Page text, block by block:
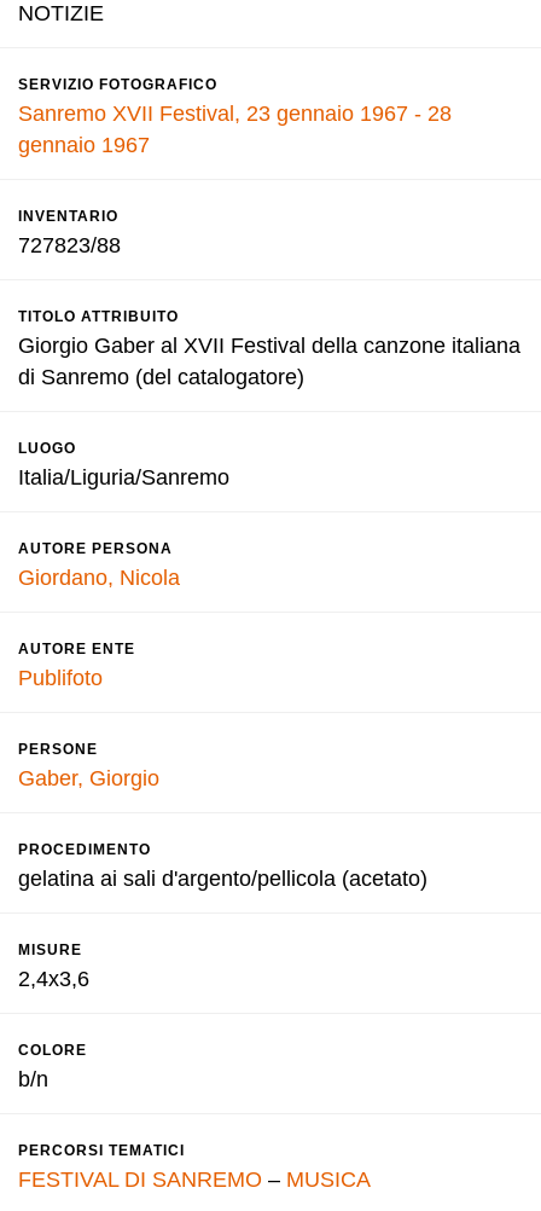
NOTIZIE
SERVIZIO FOTOGRAFICO
Sanremo XVII Festival, 23 gennaio 1967 - 28
gennaio 1967
INVENTARIO
727823/88
TITOLO ATTRIBUITO
Giorgio Gaber al XVII Festival della canzone italiana
di Sanremo (del catalogatore)
LUOGO
Italia/Liguria/Sanremo
AUTORE PERSONA
Giordano, Nicola
AUTORE ENTE
Publifoto
PERSONE
Gaber, Giorgio
PROCEDIMENTO
gelatina ai sali d'argento/pellicola (acetato)
MISURE
2,4x3,6
COLORE
b/n
PERCORSI TEMATICI
FESTIVAL DI SANREMO – MUSICA